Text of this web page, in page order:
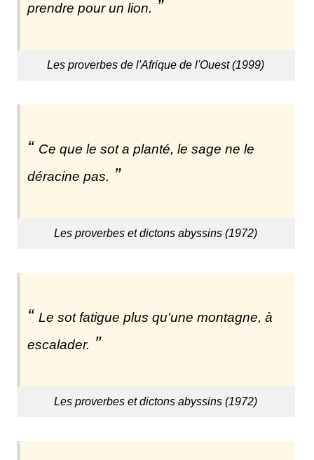
prendre pour un lion.
Les proverbes de l'Afrique de l'Ouest (1999)
Ce que le sot a planté, le sage ne le
déracine pas.
Les proverbes et dictons abyssins (1972)
Le sot fatigue plus qu'une montagne, à
escalader.
Les proverbes et dictons abyssins (1972)